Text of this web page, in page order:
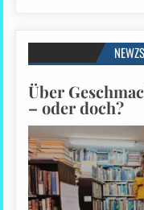
Über
– oder doch?